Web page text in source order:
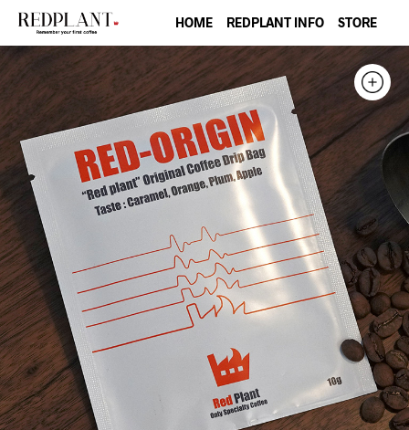
HOME REDPLANT INFO STORE